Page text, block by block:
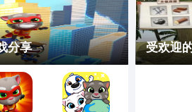
分享 受欢迎